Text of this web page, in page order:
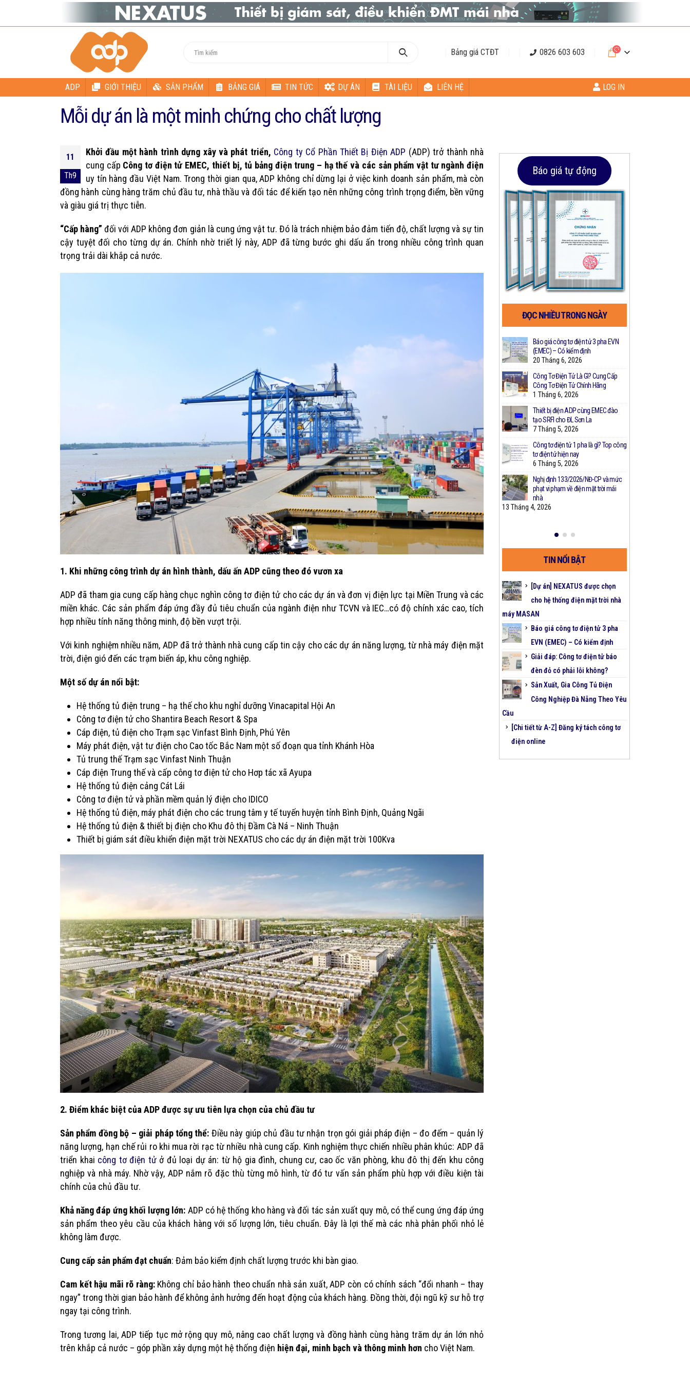
Bảng giá CTĐT 0826 603 603
ADP GIỚI THIỆU SẢN PHẨM BẢNG GIÁ TIN TỨC DỰ ÁN TÀI LIỆU LIÊN HỆ LOG IN
Mỗi dự án là một minh chứng cho chất lượng
11
Th9
Khởi đầu một hành trình dựng xây và phát triển, Công ty Cổ Phần Thiết Bị Điện ADP (ADP) trở thành nhà
cung cấp Công tơ điện tử EMEC, thiết bị, tủ bảng điện trung – hạ thế và các sản phẩm vật tư ngành điện
uy tín hàng đầu Việt Nam. Trong thời gian qua, ADP không chỉ dừng lại ở việc kinh doanh sản phẩm, mà còn
đồng hành cùng hàng trăm chủ đầu tư, nhà thầu và đối tác để kiến tạo nên những công trình trọng điểm, bền vững
và giàu giá trị thực tiễn.
“Cấp hàng” đối với ADP không đơn giản là cung ứng vật tư. Đó là trách nhiệm bảo đảm tiến độ, chất lượng và sự tin
cậy tuyệt đối cho từng dự án. Chính nhờ triết lý này, ADP đã từng bước ghi dấu ấn trong nhiều công trình quan
trọng trải dài khắp cả nước.
1. Khi những công trình dự án hình thành, dấu ấn ADP cũng theo đó vươn xa
ADP đã tham gia cung cấp hàng chục nghìn công tơ điện tử cho các dự án và đơn vị điện lực tại Miền Trung và các
miền khác. Các sản phẩm đáp ứng đầy đủ tiêu chuẩn của ngành điện như TCVN và IEC…có độ chính xác cao, tích
hợp nhiều tính năng thông minh, độ bền vượt trội.
Với kinh nghiệm nhiều năm, ADP đã trở thành nhà cung cấp tin cậy cho các dự án năng lượng, từ nhà máy điện mặt
trời, điện gió đến các trạm biến áp, khu công nghiệp.
Một số dự án nổi bật:
Hệ thống tủ điện trung – hạ thế cho khu nghỉ dưỡng Vinacapital Hội An
Công tơ điện tử cho Shantira Beach Resort & Spa
Cáp điện, tủ điện cho Trạm sạc Vinfast Bình Định, Phú Yên
Máy phát điện, vật tư điện cho Cao tốc Bắc Nam một số đoạn qua tỉnh Khánh Hòa
Tủ trung thế Trạm sạc Vinfast Ninh Thuận
Cáp điện Trung thế và cấp công tơ điện tử cho Hơp tác xã Ayupa
Hệ thống tủ điện cảng Cát Lái
Công tơ điện tử và phần mềm quản lý điện cho IDICO
Hệ thống tủ điện, máy phát điện cho các trung tâm y tế tuyến huyện tỉnh Bình Định, Quảng Ngãi
Hệ thống tủ điện & thiết bị điện cho Khu đô thị Đầm Cà Ná – Ninh Thuận
Thiết bị giám sát điều khiển điện mặt trời NEXATUS cho các dự án điện mặt trời 100Kva
2. Điểm khác biệt của ADP được sự ưu tiên lựa chọn của chủ đầu tư
Sản phẩm đồng bộ – giải pháp tổng thể: Điều này giúp chủ đầu tư nhận trọn gói giải pháp điện – đo đếm – quản lý
năng lượng, hạn chế rủi ro khi mua rời rạc từ nhiều nhà cung cấp. Kinh nghiệm thực chiến nhiều phân khúc: ADP đã
triển khai công tơ điện tửở đủ loại dự án: từ hộ gia đình, chung cư, cao ốc văn phòng, khu đô thị đến khu công
nghiệp và nhà máy. Nhờ vậy, ADP nắm rõ đặc thù từng mô hình, từ đó tư vấn sản phẩm phù hợp với điều kiện tài
chính của chủ đầu tư.
Khả năng đáp ứng khối lượng lớn: ADP có hệ thống kho hàng và đối tác sản xuất quy mô, có thể cung ứng đáp ứng
sản phẩm theo yêu cầu của khách hàng với số lượng lớn, tiêu chuẩn. Đây là lợi thế mà các nhà phân phối nhỏ lẻ
không làm được.
Cung cấp sản phẩm đạt chuẩn: Đảm bảo kiểm định chất lượng trước khi bàn giao.
Cam kết hậu mãi rõ ràng: Không chỉ bảo hành theo chuẩn nhà sản xuất, ADP còn có chính sách “đổi nhanh – thay
ngay” trong thời gian bảo hành để không ảnh hưởng đến hoạt động của khách hàng. Đồng thời, đội ngũ kỹ sư hỗ trợ
ngay tại công trình.
Trong tương lai, ADP tiếp tục mở rộng quy mô, nâng cao chất lượng và đồng hành cùng hàng trăm dự án lớn nhỏ
trên khắp cả nước – góp phần xây dựng một hệ thống điện hiện đại, minh bạch và thông minh hơn cho Việt Nam.
Báo giá tự động
ĐỌC NHIỀU TRONG NGÀY
Thiết bị giám sát điện mặt trời mái
nhà theo NĐ58 – NEXATUS
28 Tháng 2, 2026
Công Nghệ RF Mesh – Công Nghệ
Đo Xa Hỗ Trợ Thu Thập Số Điện
8 Tháng 2, 2026
Top 4 Thương Hiệu Công Tơ Điện Tử
Nên Dùng Nhất Hiện Nay
2 Tháng 2, 2026
CHƯƠNG TRÌNH CHO THUÊ TÀI
CHÍNH – GIẢI PHÁP QUẢN KINH
DOANH ĐIỆN TOÀN DIỆN
26 Tháng 5, 2025
Chuyến Công Tác Của Công Ty IDICO
Cư Và Các Tính Năng Quan Trọng
Cần Có
14 Tháng 8, 2024
Những công dụng của máy phát điện
công nghiệp nổi bậc nhất
14 Tháng 11, 2023
Cách Tính Công Suất Máy Phát Điện
9 Tháng 11, 2023
Báo giá công tơ điện tử 3 pha EVN
(EMEC) – Có kiểm định
20 Tháng 6, 2026
Công Tơ Điện Tử Là Gì? Cung Cấp
Công Tơ Điện Tử Chính Hãng
1 Tháng 6, 2026
Thiết bị điện ADP cùng EMEC đào
tạo SRFI cho ĐL Sơn La
7 Tháng 5, 2026
Công tơ điện tử 1 pha là gì? Top công
tơ điện tử hiện nay
6 Tháng 5, 2026
Nghị định 133/2026/NĐ-CP và mức
phạt vi phạm về điện mặt trời mái
nhà
13 Tháng 4, 2026
TIN NỔI BẬT
[Dự án] NEXATUS được chọn
cho hệ thống điện mặt trời nhà
máy MASAN
Báo giá công tơ điện tử 3 pha
EVN (EMEC) – Có kiểm định
Giải đáp: Công tơ điện tử báo
đèn đỏ có phải lỗi không?
Sản Xuất, Gia Công Tủ Điện
Công Nghiệp Đà Nẵng Theo Yêu
Cầu
[Chi tiết từ A-Z] Đăng ký tách
công tơ điện online